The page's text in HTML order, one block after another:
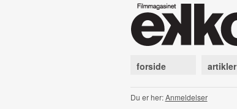
forside artikler
Du er her:Anmeldelser